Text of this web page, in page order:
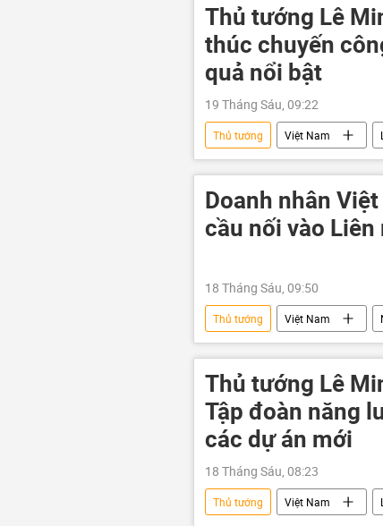
Thủ tướng Lê
thúc chuyến
quả nổi bật
19 Tháng Sáu, 09:22
Thủ tướng Việt Nam
ASEAN
Nga
quan hệ song phương
Doanh nhân
cầu nối vào
18 Tháng Sáu, 09:50
Thủ tướng Việt Nam
người Việt
Xã hội
Hội nghị thượng đỉnh Nga-ASEAN
Thủ tướng Lê
Tập đoàn năng
các dự án mới
18 Tháng Sáu, 08:23
Thủ tướng Việt Nam